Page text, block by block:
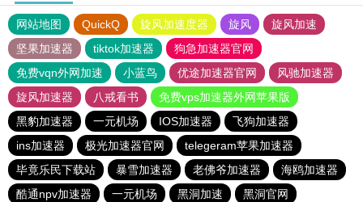
网站地图 QuickQ 旋风加速度器 旋风
旋风加速
坚果加速器
tiktok加速器
狗急加速器官网
免费vqn外网加速
小蓝鸟 优途加速器官网
风驰加速器
旋风加速器
八戒看书
免费vps加速器外网苹果版
黑豹加速器
一元机场 IOS加速器
飞狗加速器
ins加速器
极光加速器官网
telegeram苹果加速器
毕竟乐民下载站
暴雪加速器 老佛爷加速器
海鸥加速器
酷通npv加速器
一元机场 黑洞加速
黑洞官网